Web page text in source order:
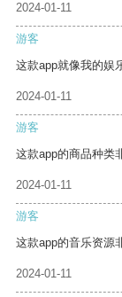
2024-01-11
游客
这款app就像我的娱
2024-01-11
游客
这款app的商品种类
2024-01-11
游客
这款app的音乐资源
2024-01-11